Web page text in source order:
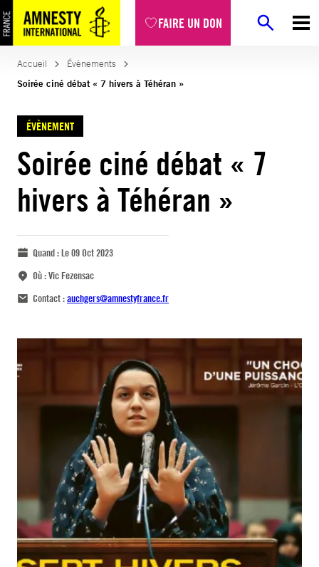
FAIRE UN DON
Accueil
Évènements
Soirée ciné débat « 7 hivers à Téhéran »
ÉVÈNEMENT
Soirée ciné débat « 7
hivers à Téhéran »
Quand :Le 09 Oct 2023
Où :Vic Fezensac
Contact :auchgers@amnestyfrance.fr